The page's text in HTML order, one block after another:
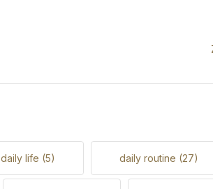
daily life (5) daily routine (27)